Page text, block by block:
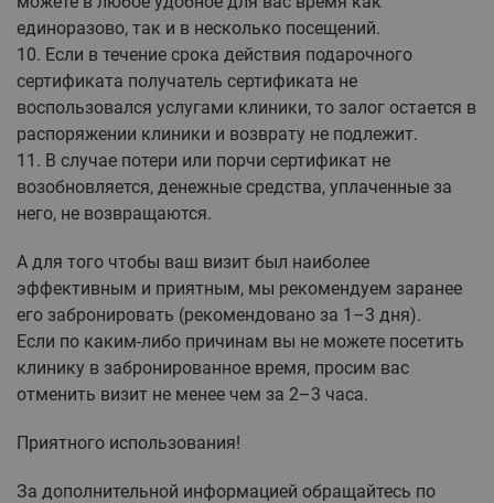
единоразово, так и в несколько посещений.
10. Если в течение срока действия подарочного
сертификата получатель сертификата не
воспользовался услугами клиники, то залог остается в
распоряжении клиники и возврату не подлежит.
11. В случае потери или порчи сертификат не
возобновляется, денежные средства, уплаченные за
него, не возвращаются.
А для того чтобы ваш визит был наиболее
эффективным и приятным, мы рекомендуем заранее
его забронировать (рекомендовано за 1–3 дня).
Если по каким-либо причинам вы не можете посетить
клинику в забронированное время, просим вас
отменить визит не менее чем за 2–3 часа.
Приятного использования!
За дополнительной информацией обращайтесь по